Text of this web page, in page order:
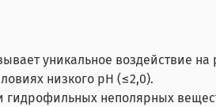
уникальное воздействие
низкого pH (≤2,0).
неполярных